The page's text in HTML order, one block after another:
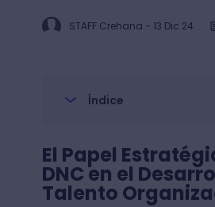
STAFF Crehana - 13 Dic 24
Índice
El Papel
DNC en el
Talento